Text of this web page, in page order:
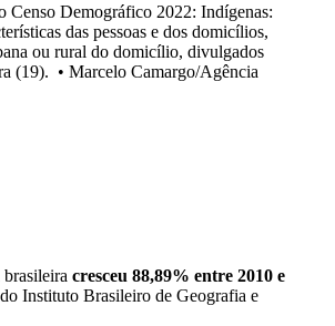
Censo Demográfico 2022: Indígenas:
das pessoas e dos domicílios,
ou rural do domicílio, divulgados
(19). • Marcelo Camargo/Agência
cresceu 88,89% entre 2010 e
Instituto Brasileiro de Geografia e